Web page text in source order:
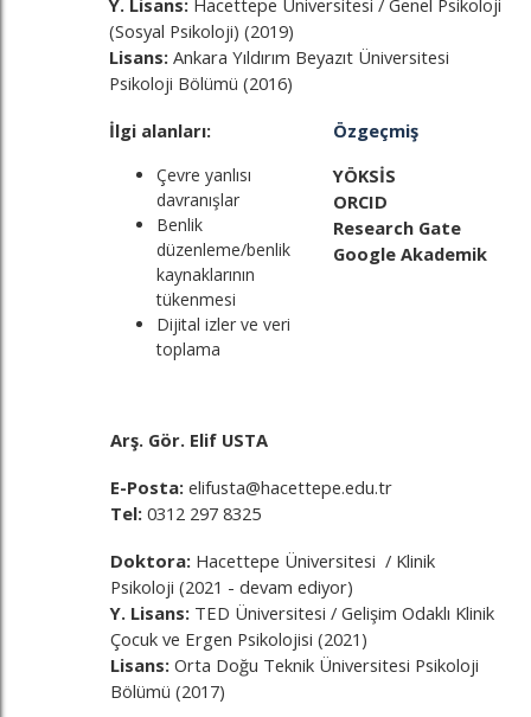
Y. Lisans: Hacettepe Üniversitesi / Genel Psikoloji
(Sosyal Psikoloji) (2019)
Lisans: Ankara Yıldırım Beyazıt Üniversitesi
Psikoloji Bölümü (2016)
İlgi alanları:
Çevre yanlısı
davranışlar
Benlik
düzenleme/benlik
kaynaklarının
tükenmesi
Dijital izler ve veri
toplama
Özgeçmiş
YÖKSİS
ORCID
Research Gate
Google Akademik
Arş. Gör. Elif USTA
E-Posta: elifusta@hacettepe.edu.tr
Tel: 0312 297 8325
Doktora: Hacettepe Üniversitesi / Klinik
Psikoloji (2021 - devam ediyor)
Y. Lisans: TED Üniversitesi / Gelişim Odaklı Klinik
Çocuk ve Ergen Psikolojisi (2021)
Lisans: Orta Doğu Teknik Üniversitesi Psikoloji
Bölümü (2017)